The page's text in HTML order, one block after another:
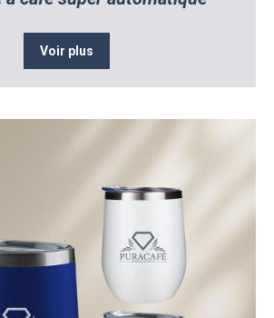
Voir plus